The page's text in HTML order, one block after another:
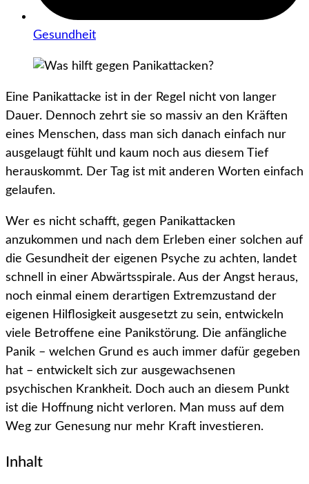
Gesundheit
Eine Panikattacke ist in der Regel nicht von langer
Dauer. Dennoch zehrt sie so massiv an den Kräften
eines Menschen, dass man sich danach einfach nur
ausgelaugt fühlt und kaum noch aus diesem Tief
herauskommt. Der Tag ist mit anderen Worten einfach
gelaufen.
Wer es nicht schafft, gegen Panikattacken
anzukommen und nach dem Erleben einer solchen auf
die Gesundheit der eigenen Psyche zu achten, landet
schnell in einer Abwärtsspirale. Aus der Angst heraus,
noch einmal einem derartigen Extremzustand der
eigenen Hilflosigkeit ausgesetzt zu sein, entwickeln
viele Betroffene eine Panikstörung. Die anfängliche
Panik – welchen Grund es auch immer dafür gegeben
hat – entwickelt sich zur ausgewachsenen
psychischen Krankheit. Doch auch an diesem Punkt
ist die Hoffnung nicht verloren. Man muss auf dem
Weg zur Genesung nur mehr Kraft investieren.
Inhalt